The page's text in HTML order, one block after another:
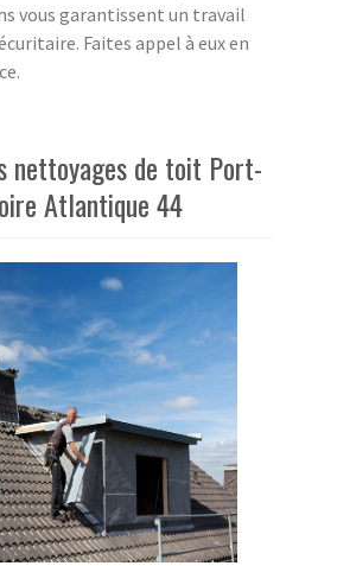
vous garantissent un travail
Faites appel à eux en
nettoyages de toit Port-
Atlantique 44